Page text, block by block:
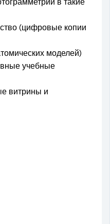
в такие
(цифровые копии
моделей)
учебные
витрины и